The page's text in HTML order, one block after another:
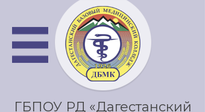
ГБПОУ РД «Дагестанский